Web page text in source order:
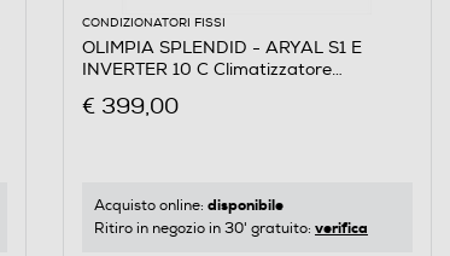
CONDIZIONATORI FISSI
OLIMPIA SPLENDID - ARYAL S1 E
INVERTER 10 C Climatizzatore
€ 399,00
Acquisto online: disponibile
Ritiro in negozio in 30' gratuito: verifica